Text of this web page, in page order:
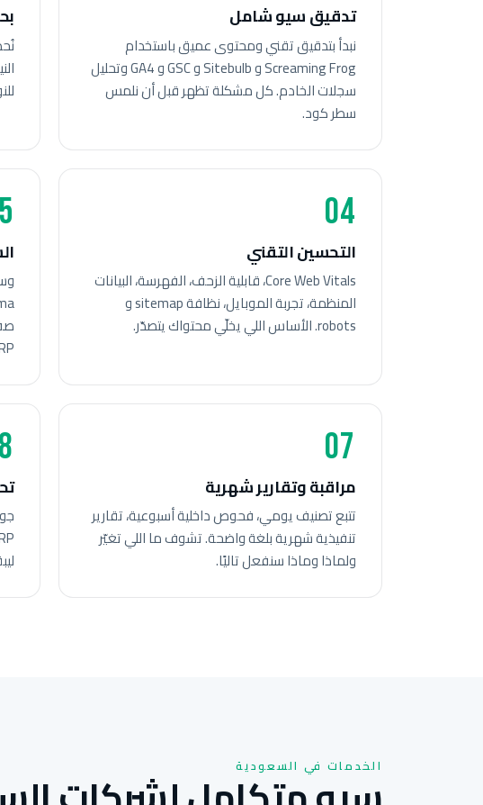
تدقيق سيو شامل
نبدأ بتدقيق تقني ومحتوى عميق باستخدام
Screaming Frog و Sitebulb و GSC و GA4 وتحليل
سجلات الخادم. كل مشكلة تظهر قبل أن نلمس
سطر كود.
04
التحسين التقني
Core Web Vitals، قابلية الزحف، الفهرسة، البيانات
المنظمة، تجربة الموبايل، نظافة sitemap و
robots. الأساس اللي يخلّي محتواك يتصدّر.
07
مراقبة وتقارير شهرية
تتبع تصنيف يومي، فحوص داخلية أسبوعية، تقارير
تنفيذية شهرية بلغة واضحة. تشوف ما اللي تغيّر
ولماذا وماذا سنفعل تاليًا.
الخدمات في السعودية